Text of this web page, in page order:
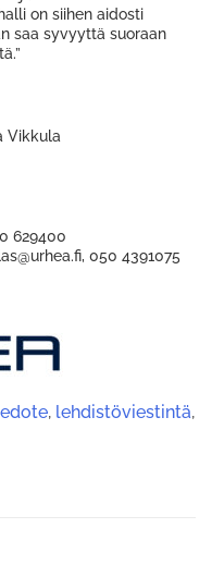
on siihen aidosti
saa syvyyttä suoraan
Vikkula
629400
050 4391075
, lehdistöviestintä,